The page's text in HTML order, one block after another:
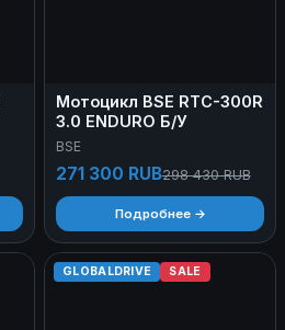
Мотоцикл BSE RTC-300R
3.0 ENDURO Б/У
BSE
271 300 RUB298 430 RUB
Подробнее →
GLOBALDRIVE SALE